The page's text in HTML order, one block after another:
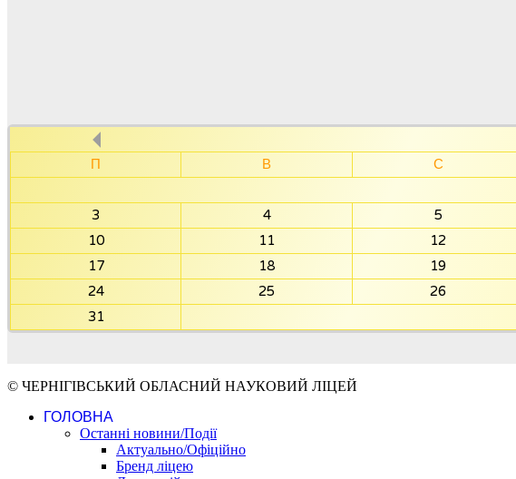
П
В С
3
4 5
10
11 12
17
18 19
24
25 26
31
© ЧЕРНІГІВСЬКИЙ ОБЛАСНИЙ НАУКОВИЙ ЛІЦЕЙ
ГОЛОВНА
Останні новини/Події
Актуально/Офіційно
Бренд ліцею